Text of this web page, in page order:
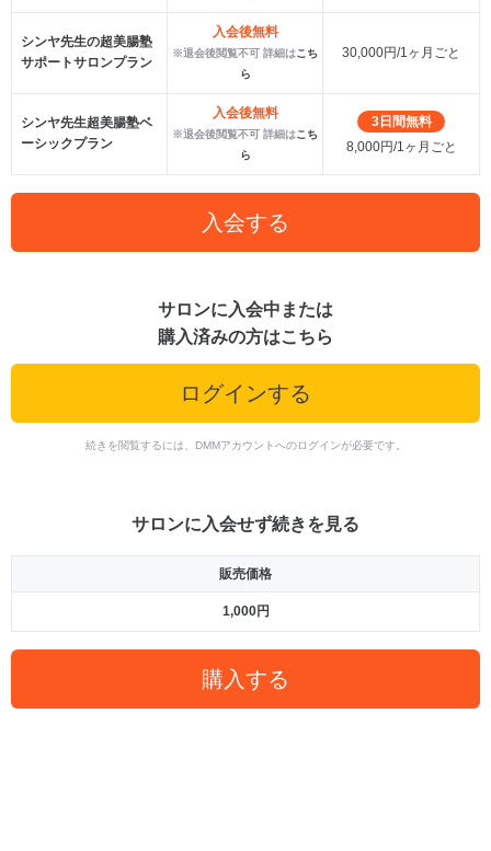
シンヤ先生の超美腸塾
サポートサロンプラン
入会後無料
※退会後閲覧不可 詳細はこち
ら
30,000円/1ヶ月ごと
シンヤ先生超美腸塾ベ
ーシックプラン
入会後無料
※退会後閲覧不可 詳細はこち
ら
3日間無料
8,000円/1ヶ月ごと
入会する
サロンに入会中または
購入済みの方はこちら
ログインする
続きを閲覧するには、DMMアカウントへのログインが必要です。
サロンに入会せず続きを見る
販売価格
1,000円
購入する